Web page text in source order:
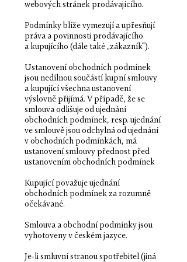
webových stránek prodávajícího.
Podmínky blíže vymezují a upřesňují
práva a povinnosti prodávajícího
a kupujícího (dále také „zákazník“).
Ustanovení obchodních podmínek
jsou nedílnou součástí kupní smlouvy
a kupující všechna ustanovení
výslovně přijímá. V případě, že se
smlouva odlišuje od ujednání
obchodních podmínek, resp. ujednání
ve smlouvě jsou odchylná od ujednání
v obchodních podmínkách, má
ustanovení smlouvy přednost před
ustanovením obchodních podmínek
Kupující považuje ujednání
obchodních podmínek za rozumně
očekávané.
Smlouva a obchodní podmínky jsou
vyhotoveny v českém jazyce.
Je-li smluvní stranou spotřebitel (jiná